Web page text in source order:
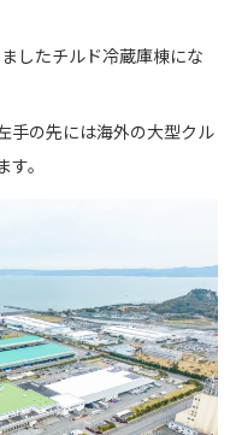
したチルド冷蔵庫棟にな
手の先には海外の大型クル
。